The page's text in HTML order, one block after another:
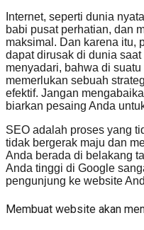
Internet, seperti dunia
babi pusat perhatian, dan
maksimal. Dan karena itu,
dapat dirusak di dunia
menyadari, bahwa di
memerlukan sebuah
efektif. Jangan
biarkan pesaing Anda
SEO adalah proses yang
tidak bergerak maju dan
Anda berada di belakang
Anda tinggi di Google
pengunjung ke website
Membuat website akan